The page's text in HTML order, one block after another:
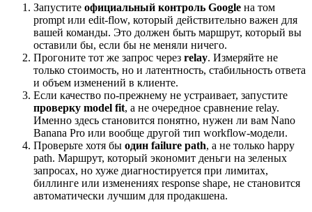
Запустите официальный контроль Google на том
prompt или edit-flow, который действительно важен для
вашей команды. Это должен быть маршрут, который вы
оставили бы, если бы не меняли ничего.
Прогоните тот же запрос через relay. Измеряйте не
только стоимость, но и латентность, стабильность ответа
и объем изменений в клиенте.
Если качество по-прежнему не устраивает, запустите
проверку model fit, а не очередное сравнение relay.
Именно здесь становится понятно, нужен ли вам Nano
Banana Pro или вообще другой тип workflow-модели.
Проверьте хотя бы один failure path, а не только happy
path. Маршрут, который экономит деньги на зеленых
запросах, но хуже диагностируется при лимитах,
биллинге или изменениях response shape, не становится
автоматически лучшим для продакшена.